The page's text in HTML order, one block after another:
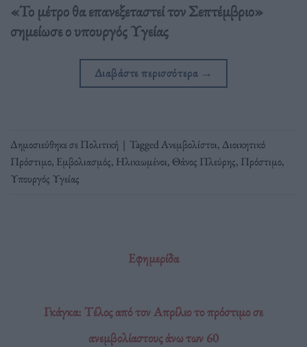
«Το μέτρο θα επανεξεταστεί τον Σεπτέμβριο»
σημείωσε ο υπουργός Υγείας
Διαβάστε περισσότερα →
Δημοσιεύθηκε σεΠολιτική | TaggedΑνεμβολίστοι, Διοικητικό
Πρόστιμο, Εμβολιασμός, Ηλικιωμένοι, Θάνος Πλεύρης, Πρόστιμο,
Υπουργός Υγείας
Εφημερίδα
Γκάγκα: Τέλος από τον Απρίλιο το πρόστιμο σε
ανεμβολίαστους άνω των 60